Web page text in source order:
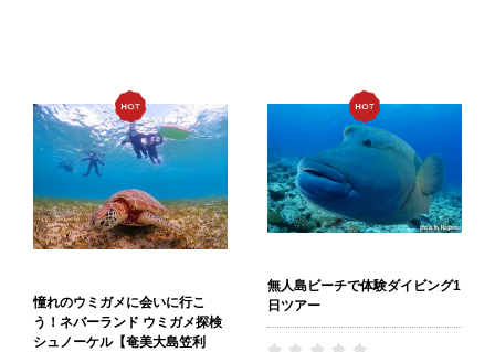
憧れのウミガメに会いに行こ
う！ネバーランド ウミガメ探検
シュノーケル【奄美大島笠利
無人島ビーチで体験ダイビング1
日ツアー